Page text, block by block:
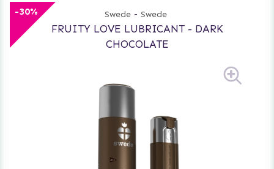
-30% Swede - Swede
FRUITY LOVE LUBRICANT - DARK
CHOCOLATE